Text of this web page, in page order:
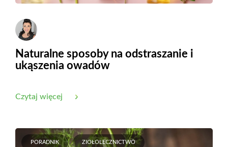
Naturalne sposoby na odstraszanie i
ukąszenia owadów
Czytaj więcej
PORADNIK ZIOŁOLECZNICTWO